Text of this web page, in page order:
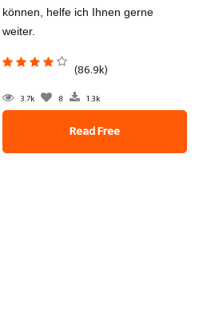
können, helfe ich Ihnen gerne
weiter.
(86.9k)
3.7k 8 1.3k
Read Free